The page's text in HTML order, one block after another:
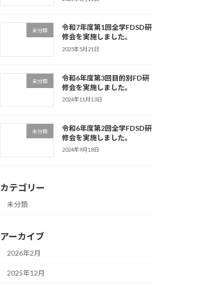
未分類
令和7年度第1回全学FDSD研
修会を実施しました。
2025年5月21日
未分類
令和6年度第3回目的別FD研
修会を実施しました。
2024年11月13日
未分類
令和6年度第2回全学FDSD研
修会を実施しました。
2024年9月18日
カテゴリー
未分類
アーカイブ
2026年2月
2025年12月